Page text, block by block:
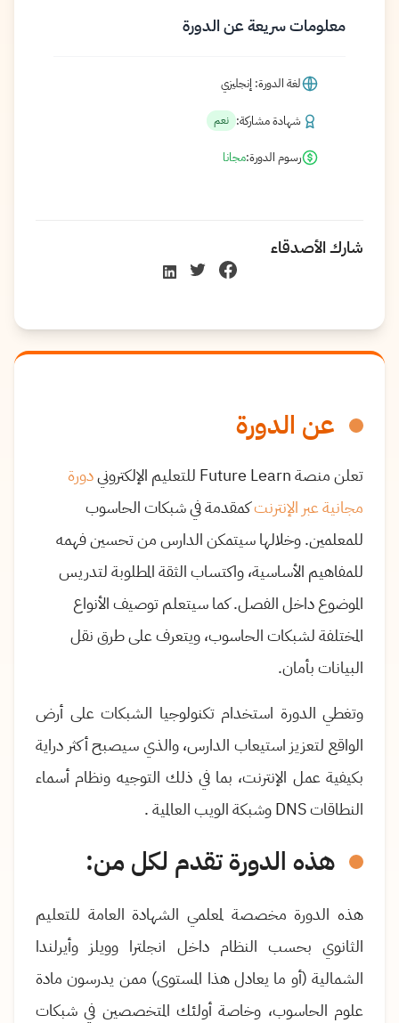
عن الدورة
تعلن منصة Future Learn للتعليم الإلكتروني
دورة
مجانية عبر الإنترنتكمقدمة في شبكات الحاسوب
للمعلمين. وخلالها سيتمكن الدارس من تحسين فهمه
للمفاهيم الأساسية، واكتساب الثقة المطلوبة لتدريس
الموضوع داخل الفصل. كما سيتعلم توصيف الأنواع
المختلفة لشبكات الحاسوب، ويتعرف على طرق نقل
البيانات بأمان.
وتغطي الدورة استخدام تكنولوجيا الشبكات على أرض
الواقع لتعزيز استيعاب الدارس، والذي سيصبح أكثر دراية
بكيفية عمل الإنترنت، بما في ذلك التوجيه ونظام أسماء
النطاقاتDNSوشبكة الويب العالمية.
هذه الدورة تقدم لكل من:
هذه الدورة مخصصة لمعلمي الشهادة العامة للتعليم
الثانوي بحسب النظام داخل انجلترا وويلز وأيرلندا
الشمالية (أو ما يعادل هذا المستوى) ممن يدرسون مادة
علوم الحاسوب، وخاصة أولئك المتخصصين في شبكات
معلومات سريعة عن الدورة
لغة الدورة: إنجليزي
شهادة مشاركة: نعم
رسوم الدورة:مجانا
شارك الأصدقاء